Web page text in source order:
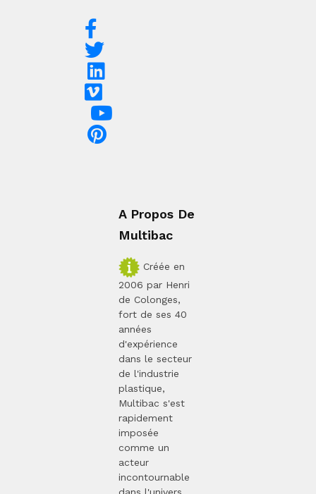
A Propos De
Multibac
Créée en
2006 par Henri
de Colonges,
fort de ses 40
années
d'expérience
dans le secteur
de l'industrie
plastique,
Multibac s'est
rapidement
imposée
comme un
acteur
incontournable